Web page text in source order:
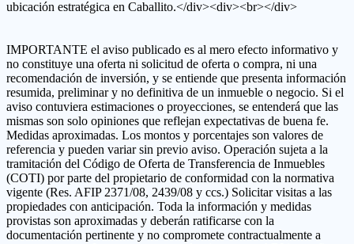
ubicación estratégica en Caballito.</div><div><br></div>
IMPORTANTE el aviso publicado es al mero efecto informativo y
no constituye una oferta ni solicitud de oferta o compra, ni una
recomendación de inversión, y se entiende que presenta información
resumida, preliminar y no definitiva de un inmueble o negocio. Si el
aviso contuviera estimaciones o proyecciones, se entenderá que las
mismas son solo opiniones que reflejan expectativas de buena fe.
Medidas aproximadas. Los montos y porcentajes son valores de
referencia y pueden variar sin previo aviso. Operación sujeta a la
tramitación del Código de Oferta de Transferencia de Inmuebles
(COTI) por parte del propietario de conformidad con la normativa
vigente (Res. AFIP 2371/08, 2439/08 y ccs.) Solicitar visitas a las
propiedades con anticipación. Toda la información y medidas
provistas son aproximadas y deberán ratificarse con la
documentación pertinente y no compromete contractualmente a